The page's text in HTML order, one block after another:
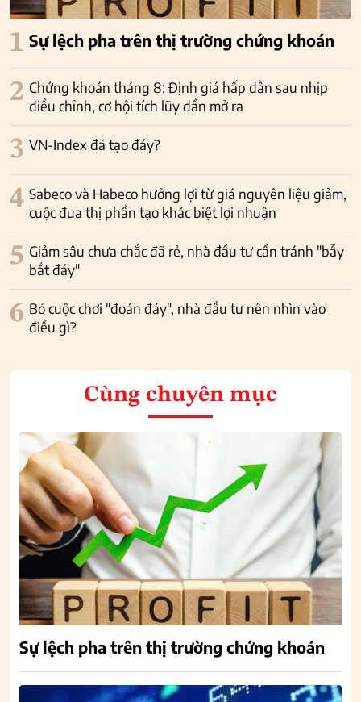
1 Sự lệch pha trên thị trường chứng khoán
2 Chứng khoán tháng 8: Định giá hấp dẫn sau nhịp
điều chỉnh, cơ hội tích lũy dần mở ra
3 VN-Index đã tạo đáy?
4 Sabeco và Habeco hưởng lợi từ giá nguyên liệu giảm,
cuộc đua thị phần tạo khác biệt lợi nhuận
5 Giảm sâu chưa chắc đã rẻ, nhà đầu tư cần tránh "bẫy
bắt đáy"
6 Bỏ cuộc chơi "đoán đáy", nhà đầu tư nên nhìn vào
điều gì?
Cùng chuyên mục
Sự lệch pha trên thị trường chứng khoán